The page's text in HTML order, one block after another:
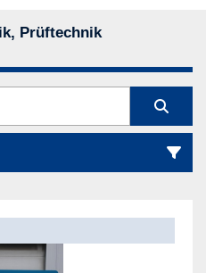
Prüftechnik
nach